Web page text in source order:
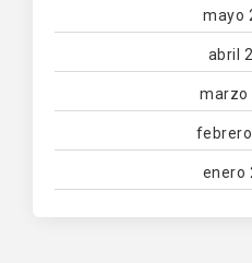
mayo
abril
marzo
enero